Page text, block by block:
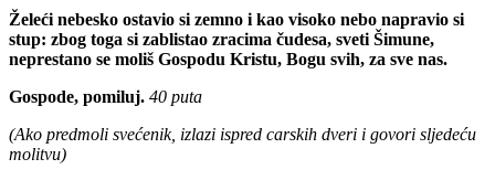
Želeći nebesko ostavio si zemno i kao visoko nebo napravio si
stup: zbog toga si zablistao zracima čudesa, sveti Šimune,
neprestano se moliš Gospodu Kristu, Bogu svih, za sve nas.
Gospode, pomiluj. 40 puta
(Ako predmoli svećenik, izlazi ispred carskih dveri i govori sljedeću
molitvu)